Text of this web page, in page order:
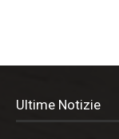
Ultime Notizie